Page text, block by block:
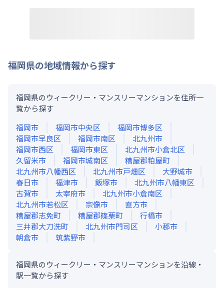
福岡県の地域情報から探す
福岡県のウィークリー・マンスリーマンションを住所一
覧から探す
福岡市
福岡市中央区
福岡市博多区
福岡市早良区
福岡市南区
北九州市
福岡市西区
福岡市東区
北九州市小倉北区
久留米市
福岡市城南区
糟屋郡粕屋町
北九州市八幡西区
北九州市戸畑区
大野城市
春日市
福津市 飯塚市
北九州市八幡東区
古賀市
太宰府市
北九州市小倉南区
北九州市若松区
宗像市
直方市
糟屋郡志免町
糟屋郡篠栗町
行橋市
三井郡大刀洗町
北九州市門司区
小郡市
朝倉市
筑紫野市
福岡県のウィークリー・マンスリーマンションを沿線・
駅一覧から探す